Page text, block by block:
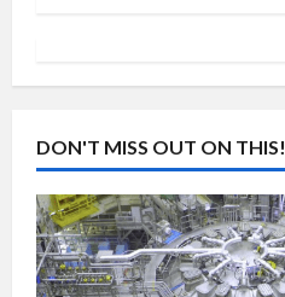
g
a
t
DON'T MISS OUT ON THIS!